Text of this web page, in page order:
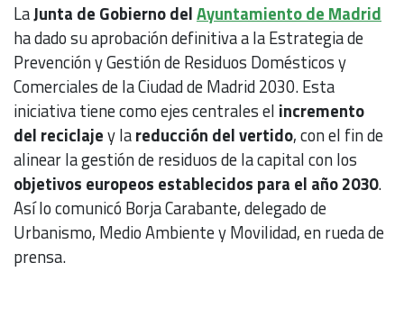
LaJunta de Gobierno delAyuntamiento de Madrid
ha dado su aprobación definitiva a la Estrategia de
Prevención y Gestión de Residuos Domésticos y
Comerciales de la Ciudad de Madrid 2030. Esta
iniciativa tiene como ejes centrales el incremento
del reciclajey lareducción del vertido, con el fin de
alinear la gestión de residuos de la capital con los
objetivos europeos establecidos para el año 2030.
Así lo comunicó Borja Carabante, delegado de
Urbanismo, Medio Ambiente y Movilidad, en rueda de
prensa.